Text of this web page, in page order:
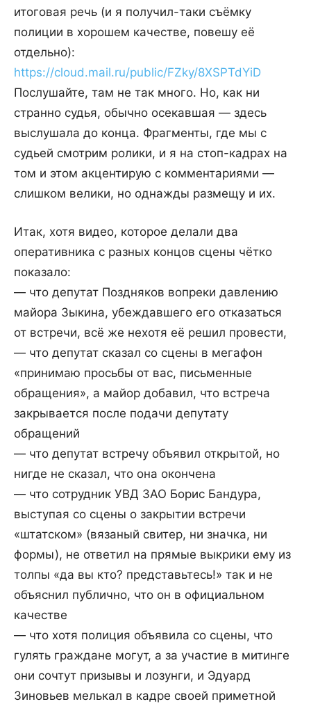
итоговая речь (и я получил-таки съёмку
полиции в хорошем качестве, повешу её
отдельно):
https://cloud.mail.ru/public/FZky/8XSPTdYiD
Послушайте, там не так много. Но, как ни
странно судья, обычно осекавшая — здесь
выслушала до конца. Фрагменты, где мы с
судьей смотрим ролики, и я на стоп-кадрах на
том и этом акцентирую с комментариями —
слишком велики, но однажды размещу и их.
Итак, хотя видео, которое делали два
оперативника с разных концов сцены чётко
показало:
— что депутат Поздняков вопреки давлению
майора Зыкина, убеждавшего его отказаться
от встречи, всё же нехотя её решил провести,
— что депутат сказал со сцены в мегафон
«принимаю просьбы от вас, письменные
обращения», а майор добавил, что встреча
закрывается после подачи депутату
обращений
— что депутат встречу объявил открытой, но
нигде не сказал, что она окончена
— что сотрудник УВД ЗАО Борис Бандура,
выступая со сцены о закрытии встречи
«штатском» (вязаный свитер, ни значка, ни
формы), не ответил на прямые выкрики ему из
толпы «да вы кто? представьтесь!» так и не
объяснил публично, что он в официальном
качестве
— что хотя полиция объявила со сцены, что
гулять граждане могут, а за участие в митинге
они сочтут призывы и лозунги, и Эдуард
Зиновьев мелькал в кадре своей приметной